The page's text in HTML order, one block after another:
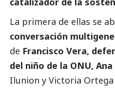
La primera de ellas se
conversación
de Francisco Vera,
del niño de la ONU,
Ilunion y Victoria Ortega